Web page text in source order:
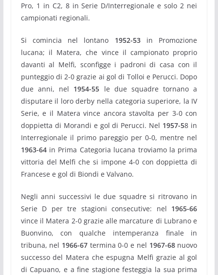
Pro, 1 in C2, 8 in Serie D/Interregionale e solo 2 nei
campionati regionali.
Si comincia nel lontano 1952-53in Promozione
lucana; il Matera, che vince il campionato proprio
davanti al Melfi, sconfigge i padroni di casa con il
punteggio di 2-0 grazie ai gol di Tolloi e Perucci. Dopo
due anni, nel 1954-55 le due squadre tornano a
disputare il loro derby nella categoria superiore, la IV
Serie, e il Matera vince ancora stavolta per 3-0 con
doppietta di Morandi e gol di Perucci. Nel 1957-58 in
Interregionale il primo pareggio per 0-0, mentre nel
1963-64in Prima Categoria lucana troviamo la prima
vittoria del Melfi che si impone 4-0 con doppietta di
Francese e gol di Biondi e Valvano.
Negli anni successivi le due squadre si ritrovano in
Serie D per tre stagioni consecutive: nel 1965-66
vince il Matera 2-0 grazie alle marcature di Lubrano e
Buonvino, con qualche intemperanza finale in
tribuna, nel 1966-67 termina 0-0 e nel 1967-68nuovo
successo del Matera che espugna Melfi grazie al gol
di Capuano, e a fine stagione festeggia la sua prima